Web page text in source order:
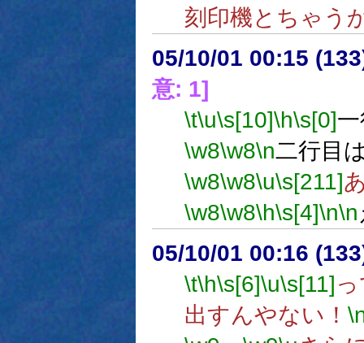
刻印機とちゃう
05/10/01 00:15
意: 1]
\t\u\s[10]\h\s[0]
\w8\w8\n二行目
\w8\w8\u\s[211]
\w8\w8\h\s[4]\n\n
05/10/01 00:16
\t\h\s[6]\u\s[11]
出すんやない！